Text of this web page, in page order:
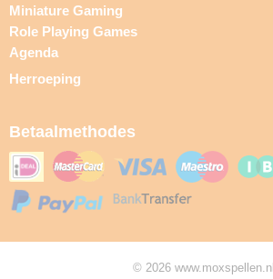
Miniature Gaming
Role Playing Games
Agenda
Herroeping
Betaalmethodes
© 2026 www.moxspellen.nl